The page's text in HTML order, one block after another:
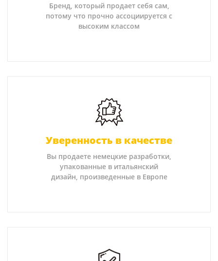
Бренд, который продает себя сам,
потому что прочно ассоциируется с
высоким классом
Уверенность в качестве
Вы продаете немецкие разработки,
упакованные в итальянский
дизайн, произведенные в Европе